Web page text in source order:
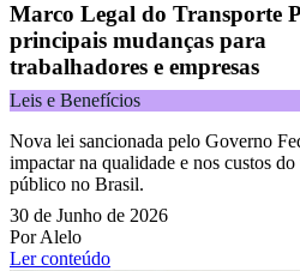
Marco Legal do Transporte
principais mudanças para
trabalhadores e empresas
Leis e Benefícios
Nova lei sancionada pelo Governo
impactar na qualidade e nos custos do
público no Brasil.
30 de Junho de 2026
Por Alelo
Ler conteúdo